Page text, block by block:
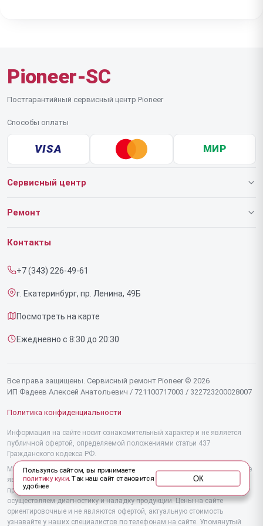
Pioneer-SC
Постгарантийный сервисный центр Pioneer
Способы оплаты
VISA МИР
Сервисный центр
О нашем сервисе
Срочный ремонт
Доставка и способы оплаты
Диагностика
Контакты
Ремонт
Роботов-пылесосов
Секвенсоров
Наушников
Микшерных пультов
Вертикальных пылесосов
Микроволновых печей
Контакты
+7 (343) 226-49-61
г. Екатеринбург, пр. Ленина, 49Б
Посмотреть на карте
Ежедневно с 8:30 до 20:30
Все права защищены. Сервисный ремонт Pioneer © 2026
ИП Фадеев Алексей Анатольевич / 721100717003 / 322723200028007
Политика конфиденциальности
Информация на сайте носит ознакомительный характер и не является
публичной офертой, определяемой положениями статьи 437
Гражданского кодекса РФ.
Мы специализируемся на обслуживании и ремонте техники Pioneer, но не
являемся их официальным представителем. Предоставляем
профессиональные услуги после истечения гарантии, а также
осуществляем диагностику и наладку продукции. Цены на сайте
ориентировочные и не являются офертой, актуальную стоимость
узнавайте у наших специалистов по телефонам на сайте. Упомянутый
Пользуясь сайтом, вы принимаете
политику куки. Так наш сайт становится
удобнее
ОК